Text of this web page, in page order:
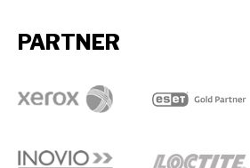
PARTNER